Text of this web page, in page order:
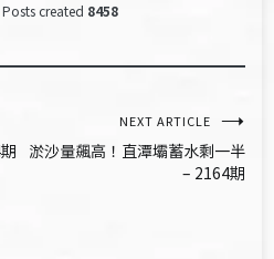
Posts created 8458
NEXT ARTICLE
淤沙量飆高！直潭壩蓄水剩一半
– 2164期